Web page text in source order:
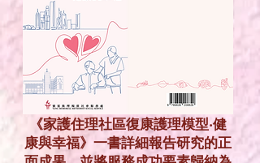
《家護住理社區復康護理模型‧健
康與幸福》一書詳細報告研究的正